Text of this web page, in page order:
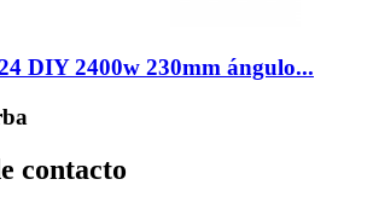
DIY 2400w 230mm ángulo...
contacto